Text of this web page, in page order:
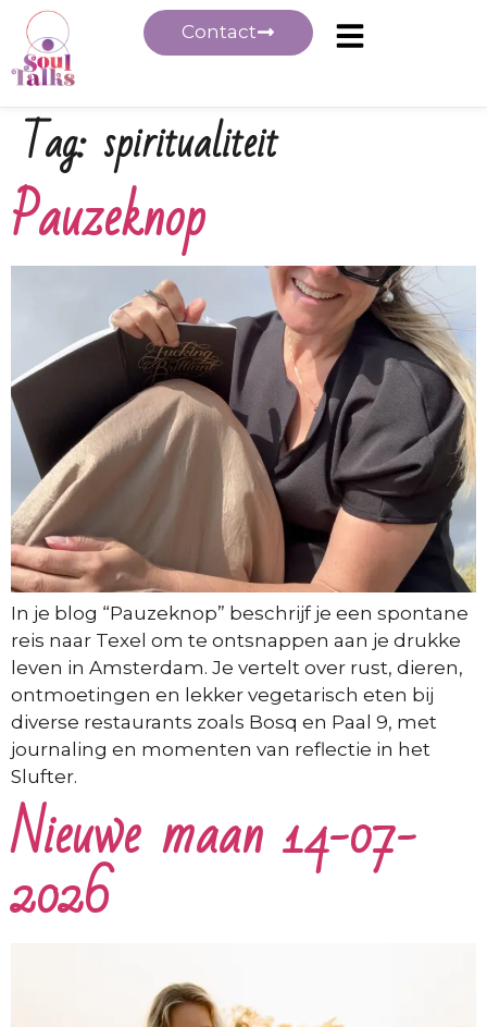
Contact
Tag: spiritualiteit
Pauzeknop
In je blog “Pauzeknop” beschrijf je een spontane
reis naar Texel om te ontsnappen aan je drukke
leven in Amsterdam. Je vertelt over rust, dieren,
ontmoetingen en lekker vegetarisch eten bij
diverse restaurants zoals Bosq en Paal 9, met
journaling en momenten van reflectie in het
Slufter.
Nieuwe maan 14-07-
2026